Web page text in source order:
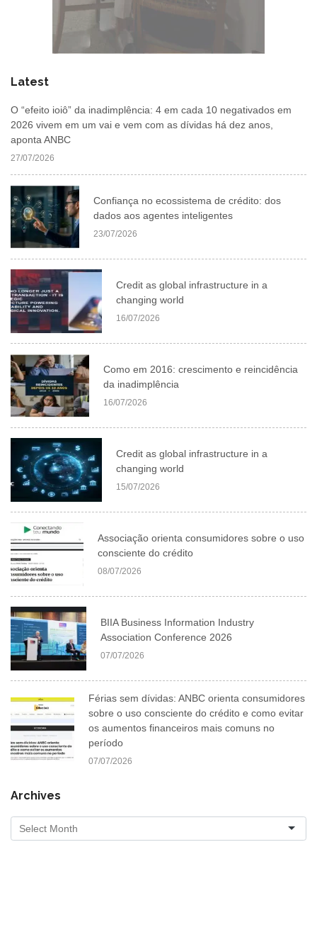
Latest
O “efeito ioiô” da inadimplência: 4 em cada 10 negativados em
2026 vivem em um vai e vem com as dívidas há dez anos,
aponta ANBC
27/07/2026
Confiança no ecossistema de crédito: dos
dados aos agentes inteligentes
23/07/2026
Credit as global infrastructure in a
changing world
16/07/2026
Como em 2016: crescimento e reincidência
da inadimplência
16/07/2026
Credit as global infrastructure in a
changing world
15/07/2026
Associação orienta consumidores sobre o uso
consciente do crédito
08/07/2026
BIIA Business Information Industry
Association Conference 2026
07/07/2026
Férias sem dívidas: ANBC orienta consumidores
sobre o uso consciente do crédito e como evitar
os aumentos financeiros mais comuns no
período
07/07/2026
Archives